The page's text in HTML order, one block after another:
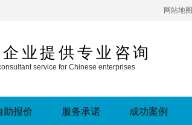
网站地图
业提供专业咨询
service for Chinese enterprises
助报价 服务承诺 成功案例